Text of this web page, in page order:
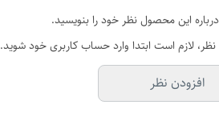
این محصول نظر خود را بنویسید.
لازم است ابتدا وارد حساب کاربری خود شوید.
افزودن نظر